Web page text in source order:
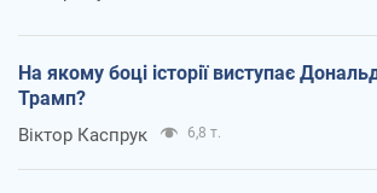
На якому боці історії виступає
Трамп?
Віктор Каспрук 6,8 т.